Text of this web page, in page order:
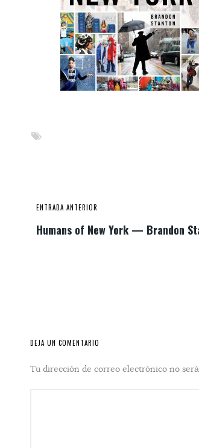
ENTRADA ANTERIOR
Humans of New York — Brandon
DEJA UN COMENTARIO
Tu dirección de correo electrónico no